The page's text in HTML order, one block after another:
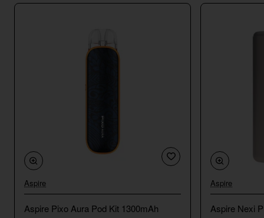
Aspire
Aspire Pixo Aura Pod Kit 1300mAh
Aspire
Aspire Nexi